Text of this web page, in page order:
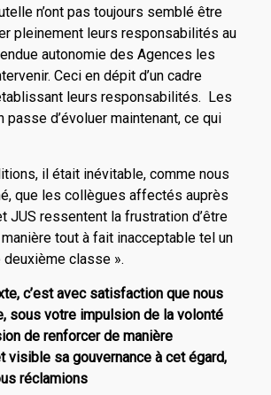
n’ont pas toujours semblé être
pleinement leurs responsabilités au
autonomie des Agences les
Ceci en dépit d’un cadre
leurs responsabilités. Les
d’évoluer maintenant, ce qui
il était inévitable, comme nous
que les collègues affectés auprès
JUS ressentent la frustration d’être
tout à fait inacceptable tel un
classe ».
c’est avec satisfaction que nous
sous votre impulsion de la volonté
de renforcer de manière
visible sa gouvernance à cet égard,
réclamions